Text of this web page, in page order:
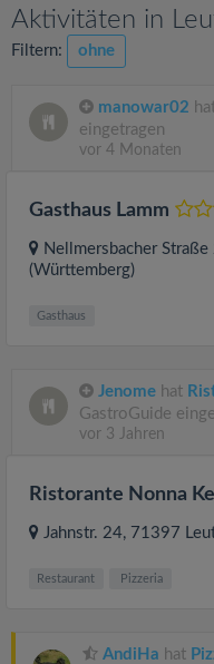
Aktivitäten in
Filtern: ohne
manowar02
eingetragen
vor 4 Monaten
Gasthaus Lamm
Nellmersbacher Straße
(Württemberg)
Gasthaus
Jenome hat
GastroGuide
vor 3 Jahren
Ristorante Nonna
Jahnstr. 24, 71397
Restaurant Pizzeria
AndiHa hat